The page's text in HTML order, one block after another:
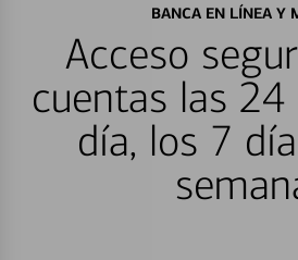
BANCA EN LÍNEA Y
Acceso
cuentas las 24
día, los 7